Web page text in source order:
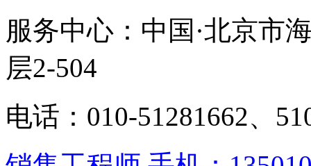
服务中心：中国·北京市
层2-504
电话：010-51281662、